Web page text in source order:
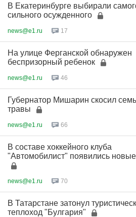
В Екатеринбурге выбирали
сильного осужденного
news@e1.ru 17
На улице Ферганской обнаружен
беспризорный ребенок
news@e1.ru 46
Губернатор Мишарин скосил
травы
news@e1.ru 66
В составе хоккейного клуба
"Автомобилист" появились новые
news@e1.ru 70
В Татарстане затонул
теплоход "Булгария"